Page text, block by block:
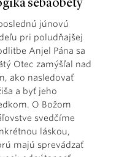
sebaobety
júnovú
pri poludňajšej
Anjel Pána sa
Otec zamýšľal nad
ako nasledovať
a byť jeho
O Božom
svedčíme
láskou,
majú sprevádzať